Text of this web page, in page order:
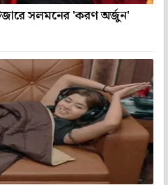
সলমনের 'করণ অর্জুন'